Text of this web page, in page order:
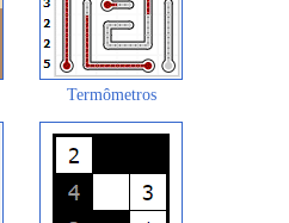
Termômetros